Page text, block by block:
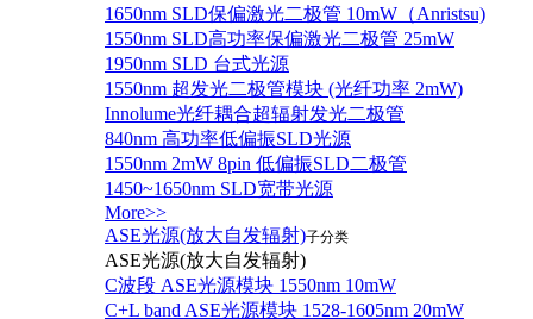
1650nm SLD保偏激光二极管 10mW（Anristsu)
1550nm SLD高功率保偏激光二极管 25mW
1950nm SLD 台式光源
1550nm 超发光二极管模块 (光纤功率 2mW)
Innolume光纤耦合超辐射发光二极管
840nm 高功率低偏振SLD光源
1550nm 2mW 8pin 低偏振SLD二极管
1450~1650nm SLD宽带光源
More>>
ASE光源(放大自发辐射)子分类
ASE光源(放大自发辐射)
C波段 ASE光源模块 1550nm 10mW
C+L band ASE光源模块 1528-1605nm 20mW